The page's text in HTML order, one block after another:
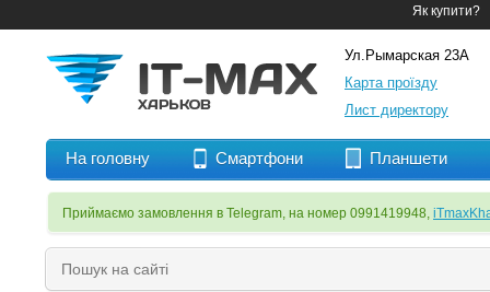
Як купити?
Ул.Рымарская 23А
Карта проїзду
Лист директору
На головну Смартфони Планшети
Приймаємо замовлення в Telegram, на номер 0991419948,